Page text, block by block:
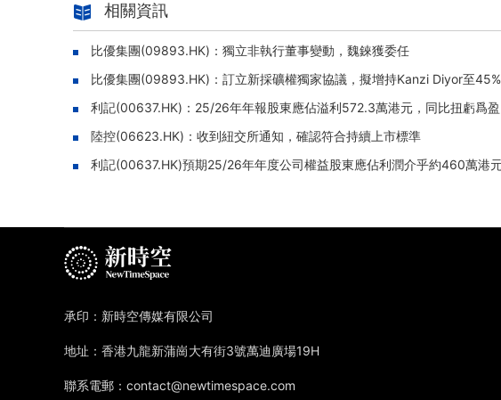
相關資訊
比優集團(09893.HK)：獨立非執行董事變動，魏錸獲委任
比優集團(09893.HK)：訂立新採礦權獨家協議，擬增持Kanzi Diyor至
利記(00637.HK)：25/26年年報股東應佔溢利572.3萬港元，同比扭虧爲盈
陸控(06623.HK)：收到紐交所通知，確認符合持續上市標準
利記(00637.HK)預期25/26年年度公司權益股東應佔利潤介乎約460萬港
承印：新時空傳媒有限公司
地址：香港九龍新蒲崗大有街3號萬迪廣場19H
聯系電郵：contact@newtimespace.com